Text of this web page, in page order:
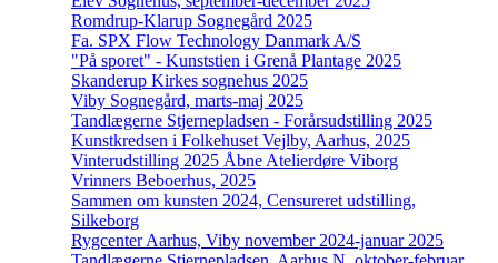
Romdrup-Klarup Sognegård 2025
Fa. SPX Flow Technology Danmark A/S
"På sporet" - Kunststien i Grenå Plantage 2025
Skanderup Kirkes sognehus 2025
Viby Sognegård, marts-maj 2025
Tandlægerne Stjernepladsen - Forårsudstilling 2025
Kunstkredsen i Folkehuset Vejlby, Aarhus, 2025
Vinterudstilling 2025 Åbne Atelierdøre Viborg
Vrinners Beboerhus, 2025
Sammen om kunsten 2024, Censureret udstilling,
Silkeborg
Rygcenter Aarhus, Viby november 2024-januar 2025